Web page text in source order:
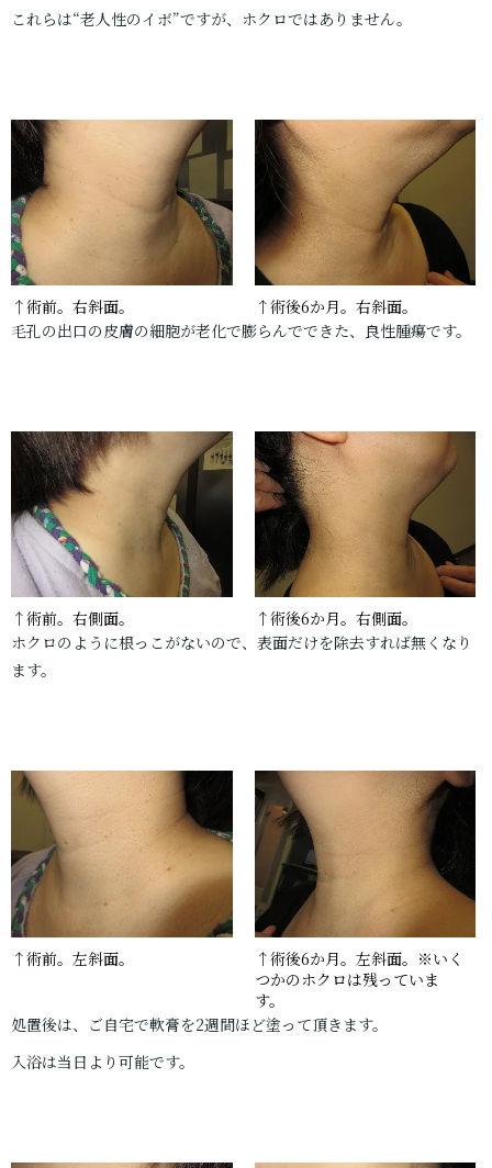
これらは“老人性のイボ”ですが、ホクロではありません。
↑術前。右斜面。
↑術後6か月。右斜面。
毛孔の出口の皮膚の細胞が老化で膨らんでできた、良性腫瘍です。
↑術前。右側面。
↑術後6か月。右側面。
ホクロのように根っこがないので、表面だけを除去すれば無くなり
ます。
↑術前。左斜面。
↑術後6か月。左斜面。※いく
つかのホクロは残っていま
す。
処置後は、ご自宅で軟膏を2週間ほど塗って頂きます。
入浴は当日より可能です。